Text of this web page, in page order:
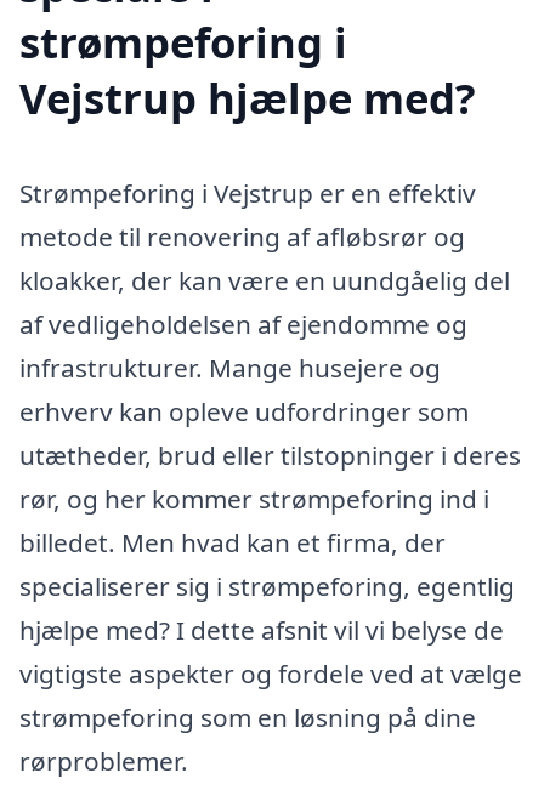
strømpeforing i
Vejstrup hjælpe med?
Strømpeforing i Vejstrup er en effektiv
metode til renovering af afløbsrør og
kloakker, der kan være en uundgåelig del
af vedligeholdelsen af ejendomme og
infrastrukturer. Mange husejere og
erhverv kan opleve udfordringer som
utætheder, brud eller tilstopninger i deres
rør, og her kommer strømpeforing ind i
billedet. Men hvad kan et firma, der
specialiserer sig i strømpeforing, egentlig
hjælpe med? I dette afsnit vil vi belyse de
vigtigste aspekter og fordele ved at vælge
strømpeforing som en løsning på dine
rørproblemer.